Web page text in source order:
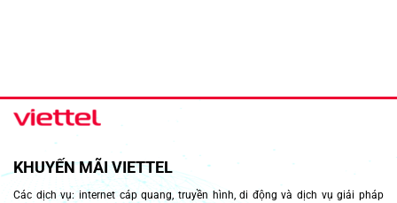
KHUYẾN MÃI VIETTEL
Các dịch vụ: internet cáp quang, truyền hình, di động và dịch vụ giải pháp